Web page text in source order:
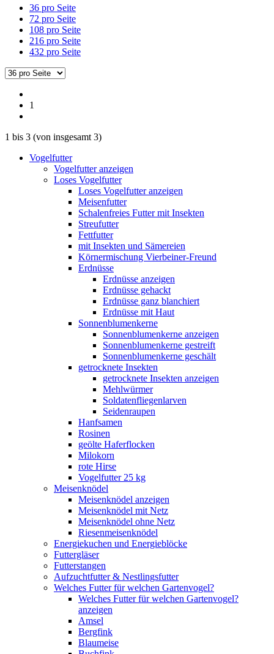
36 pro Seite
72 pro Seite
108 pro Seite
216 pro Seite
432 pro Seite
1
1 bis 3 (von insgesamt 3)
Vogelfutter
Vogelfutter anzeigen
Loses Vogelfutter
Loses Vogelfutter anzeigen
Meisenfutter
Schalenfreies Futter mit Insekten
Streufutter
Fettfutter
mit Insekten und Sämereien
Körnermischung Vierbeiner-Freund
Erdnüsse
Erdnüsse anzeigen
Erdnüsse gehackt
Erdnüsse ganz blanchiert
Erdnüsse mit Haut
Sonnenblumenkerne
Sonnenblumenkerne anzeigen
Sonnenblumenkerne gestreift
Sonnenblumenkerne geschält
getrocknete Insekten
getrocknete Insekten anzeigen
Mehlwürmer
Soldatenfliegenlarven
Seidenraupen
Hanfsamen
Rosinen
geölte Haferflocken
Milokorn
rote Hirse
Vogelfutter 25 kg
Meisenknödel
Meisenknödel anzeigen
Meisenknödel mit Netz
Meisenknödel ohne Netz
Riesenmeisenknödel
Energiekuchen und Energieblöcke
Futtergläser
Futterstangen
Aufzuchtfutter & Nestlingsfutter
Welches Futter für welchen Gartenvogel?
Welches Futter für welchen Gartenvogel?
anzeigen
Amsel
Bergfink
Blaumeise